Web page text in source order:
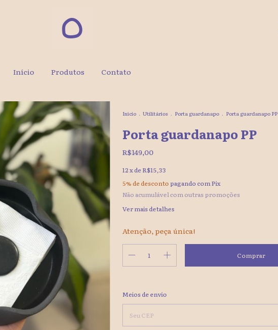
Início Produtos Contato
Início . Utilitários . Porta guardanapo . Porta guardanapo PP
Porta guardanapo PP
R$149,00
12x deR$15,33
5% de desconto pagando com Pix
Não acumulável com outras promoções
Ver mais detalhes
Atenção, peça única!
Entregas para o CEP:
Meios de envio